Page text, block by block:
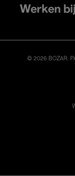
Werken
© 2026 BOZAR.